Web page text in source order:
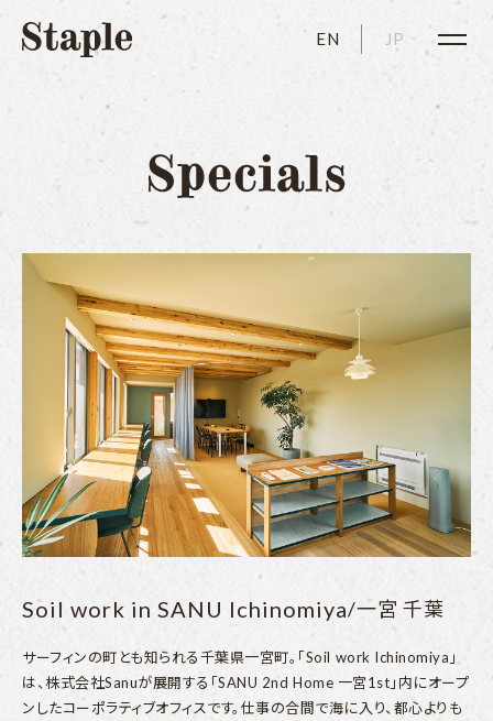
EN JP
Soil work in SANU Ichinomiya/一宮 千葉
サーフィンの町とも知られる千葉県一宮町。「Soil work Ichinomiya」
は、株式会社Sanuが展開する「SANU 2nd Home 一宮1st」内にオープ
ンしたコーポラティブオフィスです。仕事の合間で海に入り、都心よりも